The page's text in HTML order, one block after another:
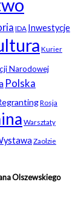
IDA Inwestycje
Kurier
Narodowej
Polska
Rosja
Warsztaty
Zaolzie
Olszewskiego